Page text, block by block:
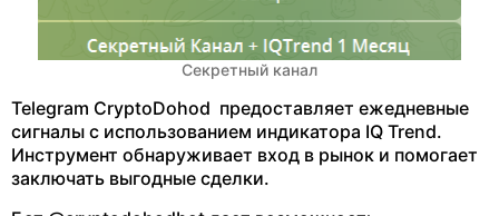
Секретный канал
Telegram CryptoDohod предоставляет ежедневные
сигналы с использованием индикатора IQ Trend.
Инструмент обнаруживает вход в рынок и помогает
заключать выгодные сделки.